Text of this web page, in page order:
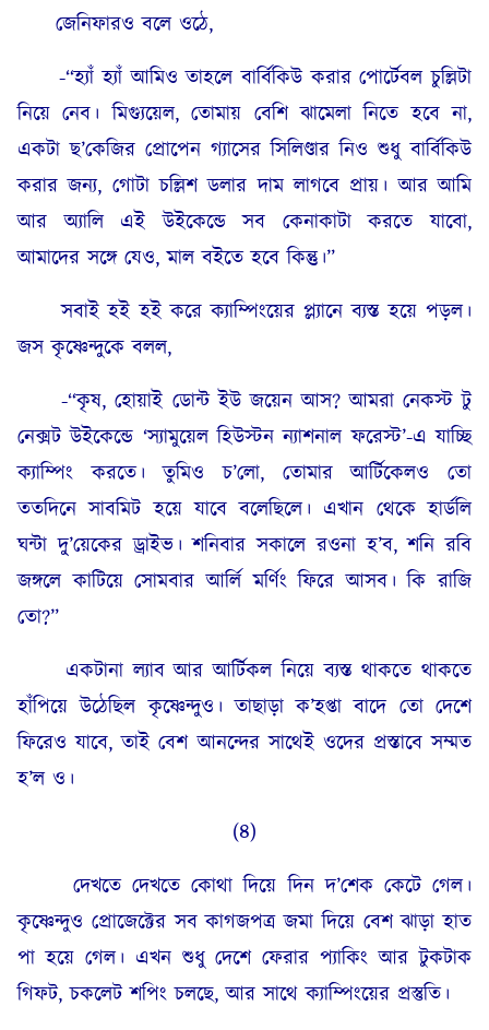
জেনিফারও বলে ওঠে,
-“হ্যাঁ হ্যাঁ আমিও তাহলে বার্বিকিউ করার পোর্টেবল চুল্লিটা
নিয়ে নেব। মিগ্যুয়েল, তোমায় বেশি ঝামেলা নিতে হবে না,
একটা ছ’কেজির প্রোপেন গ্যাসের সিলিণ্ডার নিও শুধু বার্বিকিউ
করার জন্য, গোটা চল্লিশ ডলার দাম লাগবে প্রায়। আর আমি
আর অ্যালি এই উইকেন্ডে সব কেনাকাটা করতে যাবো,
আমাদের সঙ্গে যেও, মাল বইতে হবে কিন্তু।”
সবাই হই হই করে ক্যাম্পিংয়ের প্ল্যানে ব্যস্ত হয়ে পড়ল।
জস কৃষ্ণেন্দুকে বলল,
-“কৃষ, হোয়াই ডোন্ট ইউ জয়েন আস? আমরা নেকস্ট টু
নেক্সট উইকেন্ডে ‘স্যামুয়েল হিউস্টন ন্যাশনাল ফরেস্ট’-এ যাচ্ছি
ক্যাম্পিং করতে। তুমিও চ’লো, তোমার আর্টিকেলও তো
ততদিনে সাবমিট হয়ে যাবে বলেছিলে। এখান থেকে হার্ডলি
ঘন্টা দু্’য়েকের ড্রাইভ। শনিবার সকালে রওনা হ’ব, শনি রবি
জঙ্গলে কাটিয়ে সোমবার আর্লি মর্ণিং ফিরে আসব। কি রাজি
তো?”
একটানা ল্যাব আর আর্টিকল নিয়ে ব্যস্ত থাকতে থাকতে
হাঁপিয়ে উঠেছিল কৃষ্ণেন্দুও। তাছাড়া ক’হপ্তা বাদে তো দেশে
ফিরেও যাবে, তাই বেশ আনন্দের সাথেই ওদের প্রস্তাবে সম্মত
হ’ল ও।
(৪)
দেখতে দেখতে কোথা দিয়ে দিন দ’শেক কেটে গেল।
কৃষ্ণেন্দুও প্রোজেক্টের সব কাগজপত্র জমা দিয়ে বেশ ঝাড়া হাত
পা হয়ে গেল। এখন শুধু দেশে ফেরার প্যাকিং আর টুকটাক
গিফট, চকলেট শপিং চলছে, আর সাথে ক্যাম্পিংয়ের প্রস্তুতি।